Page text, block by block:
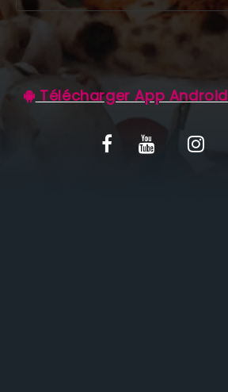
MENTIONS LÉGALES
Télécharger App Android